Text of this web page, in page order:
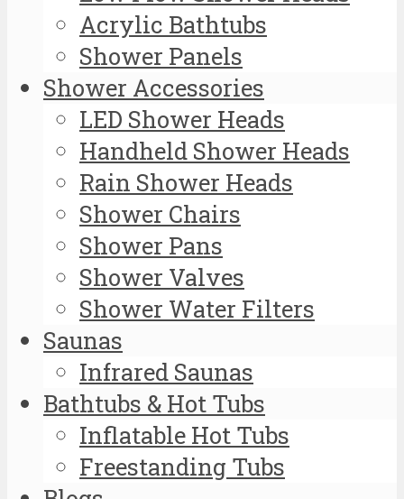
Acrylic Bathtubs
Shower Panels
Shower Accessories
LED Shower Heads
Handheld Shower Heads
Rain Shower Heads
Shower Chairs
Shower Pans
Shower Valves
Shower Water Filters
Saunas
Infrared Saunas
Bathtubs & Hot Tubs
Inflatable Hot Tubs
Freestanding Tubs